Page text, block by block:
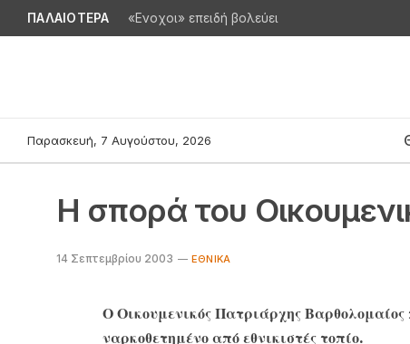
ΠΑΛΑΙΟΤΕΡΑ «Ενοχοι» επειδή βολεύει
Παρασκευή, 7 Αυγούστου, 2026
Η σπορά του
14 Σεπτεμβρίου 2003 ΕΘΝΙΚΆ
Ο Οικουμενικός Πατριάρχης Βαρθολομαίος
ναρκοθετημένο από εθνικιστές τοπίο.